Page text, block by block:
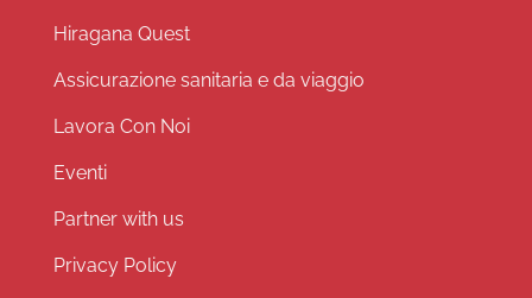
Hiragana Quest
Assicurazione sanitaria e da viaggio
Lavora Con Noi
Eventi
Partner with us
Privacy Policy